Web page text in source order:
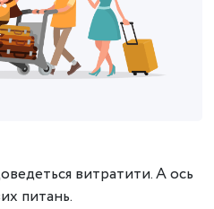
витратити. А ось
питань.